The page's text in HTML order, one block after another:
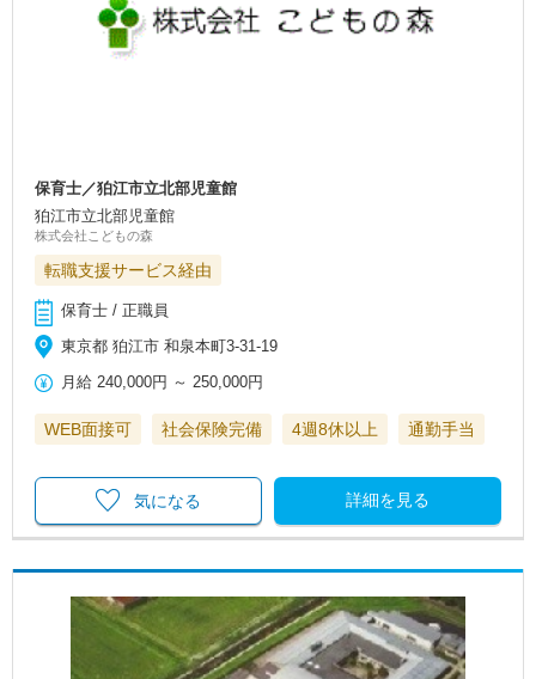
保育士／狛江市立北部児童館
狛江市立北部児童館
株式会社こどもの森
転職支援サービス経由
保育士 / 正職員
東京都 狛江市 和泉本町3-31-19
月給 240,000円 ～ 250,000円
WEB面接可 社会保険完備 4週8休以上 通勤手当
詳細を見る
気になる